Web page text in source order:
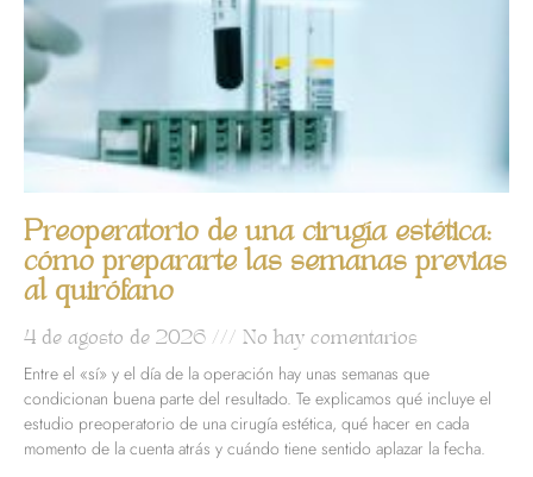
Preoperatorio de una cirugía estética:
cómo prepararte las semanas previas
al quirófano
4 de agosto de 2026 No hay comentarios
Entre el «sí» y el día de la operación hay unas semanas que
condicionan buena parte del resultado. Te explicamos qué incluye el
estudio preoperatorio de una cirugía estética, qué hacer en cada
momento de la cuenta atrás y cuándo tiene sentido aplazar la fecha.